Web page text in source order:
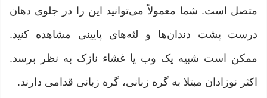
متصل است. شما معمولاً می‌توانید این را در جلوی دهان
درست پشت دندان‌ها و لثه‌های پایینی مشاهده کنید.
ممکن است شبیه یک وب یا غشاء نازک به نظر برسد.
اکثر نوزادان مبتلا به گره زبانی، گره زبانی قدامی دارند.